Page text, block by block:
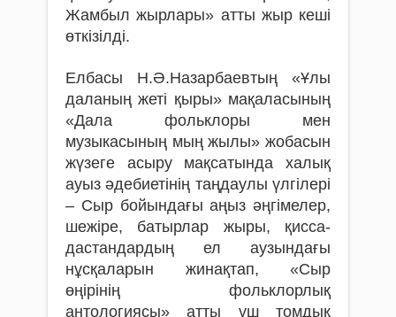
Жамбыл жырлары» атты жыр кеші
өткізілді.
Елбасы Н.Ә.Назарбаевтың «Ұлы
даланың жеті қыры» мақаласының
«Дала фольклоры мен
музыкасының мың жылы» жобасын
жүзеге асыру мақсатында халық
ауыз әдебиетінің таңдаулы үлгілері
– Сыр бойындағы аңыз әңгімелер,
шежіре, батырлар жыры, қисса-
дастандардың ел аузындағы
нұсқаларын жинақтап, «Сыр
өңірінің фольклорлық
антологиясы» атты үш томдық